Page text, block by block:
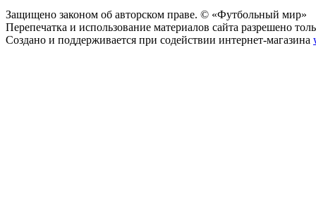
Защищено законом об авторском праве. © «Футбольный мир»
Перепечатка и использование материалов сайта разрешено
Создано и поддерживается при содействии интернет-магазина